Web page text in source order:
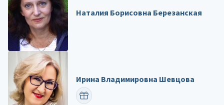
Наталия Борисовна Березанская
Ирина Владимировна Шевцова
ПОЗДРАВИТЬ